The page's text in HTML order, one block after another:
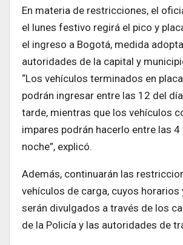
En materia de restricciones, el
el lunes festivo regirá el pico y
el ingreso a Bogotá, medida
autoridades de la capital y
“Los vehículos terminados en
podrán ingresar entre las 12 del
tarde, mientras que los vehículos
impares podrán hacerlo entre las 4
noche”, explicó.
Además, continuarán las
vehículos de carga, cuyos horarios
serán divulgados a través de los
de la Policía y las autoridades de